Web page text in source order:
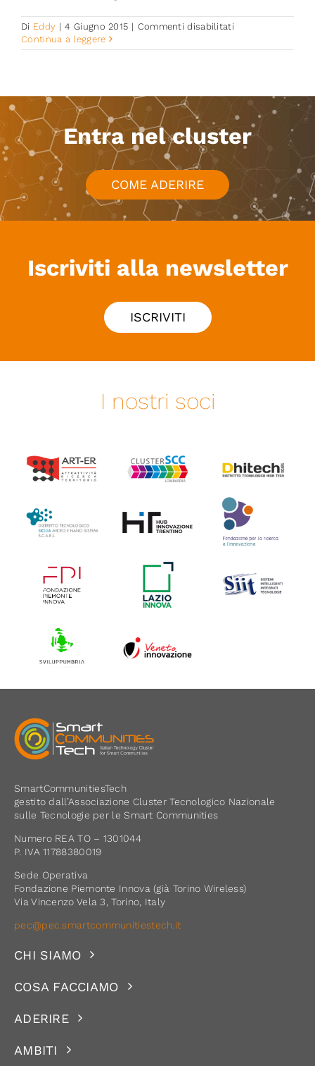
Di Eddy | 4 Giugno 2015 | Commenti disabilitatisu
TPL
Continua a leggere
Entra nel cluster
COME ADERIRE
Iscriviti alla newsletter
ISCRIVITI
I nostri soci
SmartCommunitiesTech
gestito dall’Associazione Cluster Tecnologico Nazionale
sulle Tecnologie per le Smart Communities
Numero REA TO – 1301044
P. IVA 11788380019
Sede Operativa
Fondazione Piemonte Innova (già Torino Wireless)
Via Vincenzo Vela 3, Torino, Italy
pec@pec.smartcommunitiestech.it
CHI SIAMO
COSA FACCIAMO
ADERIRE
AMBITI